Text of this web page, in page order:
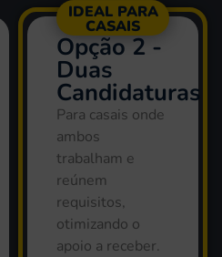
IDEAL PARA
CASAIS
Opção 2 -
Duas
Candidaturas
Para casais onde
ambos
trabalham e
reúnem
requisitos,
otimizando o
apoio a receber.